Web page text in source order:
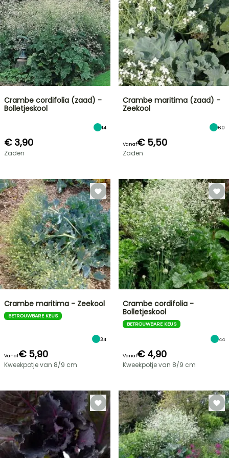
FLASH-
SALES
TOT
Crambe cordifolia (zaad) -
Bolletjeskool
14
€ 3,90
Zaden
Crambe maritima (zaad) -
Zeekool
60
Vanaf€ 5,50
Zaden
Crambe maritima - Zeekool
BETROUWBARE KEUS
34
Vanaf€ 5,90
Kweekpotje van 8/9 cm
Crambe cordifolia -
Bolletjeskool
BETROUWBARE KEUS
44
Vanaf€ 4,90
Kweekpotje van 8/9 cm